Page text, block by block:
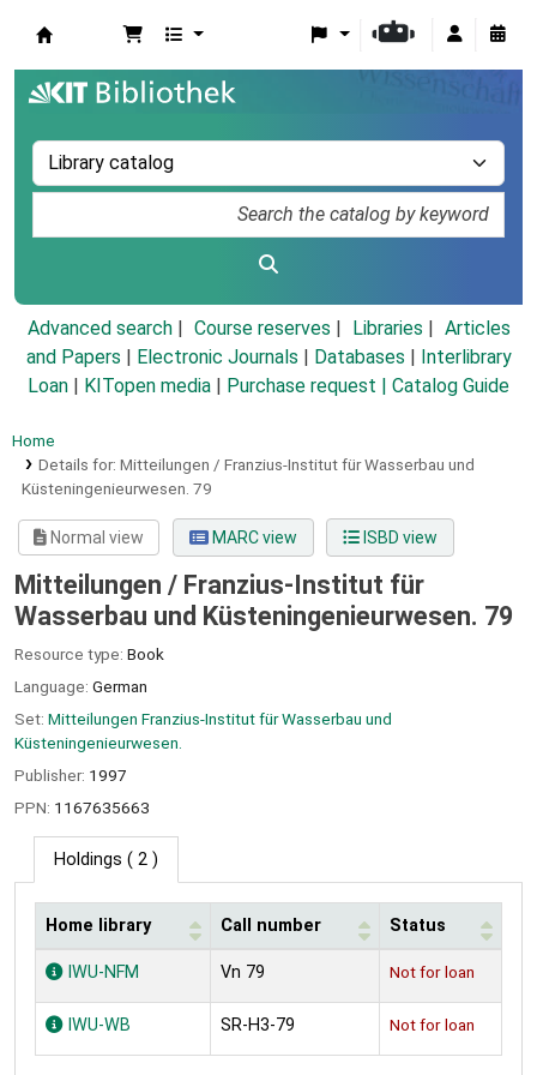
Advanced search Course reserves Libraries
Articles
and Papers
Electronic Journals Databases
Interlibrary
Loan
KITopen media Purchase request | Catalog Guide
Home
Details for: Mitteilungen / Franzius-Institut für Wasserbau und
Küsteningenieurwesen. 79
Normal view MARC view ISBD view
Mitteilungen / Franzius-Institut für
Wasserbau und Küsteningenieurwesen. 79
Resource type: Book
Language: German
Set: Mitteilungen Franzius-Institut für Wasserbau und
Küsteningenieurwesen.
Publisher: 1997
PPN: 1167635663
Holdings ( 2 )
Holdings
Home library Call number Status
IWU-NFM Vn 79 Not for loan
IWU-WB SR-H3-79 Not for loan